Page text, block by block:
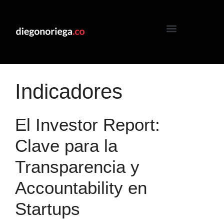
Indicadores
El Investor Report:
Clave para la
Transparencia y
Accountability en
Startups